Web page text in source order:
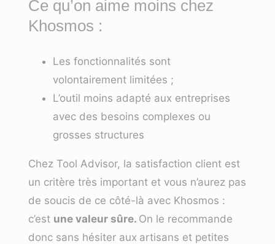
Ce qu’on aime moins chez
Khosmos :
Les fonctionnalités sont
volontairement limitées ;
L’outil moins adapté aux entreprises
avec des besoins complexes ou
grosses structures
Chez Tool Advisor, la satisfaction client est
un critère très important et vous n’aurez pas
de soucis de ce côté-là avec Khosmos :
c’est une valeur sûre. On le recommande
donc sans hésiter aux artisans et petites